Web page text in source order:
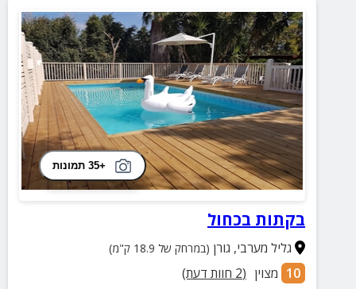
+35 תמונות
בקתות בכחול
גליל מערבי, גורן (במרחק של 18.9 ק"מ)
10 מצוין (
2 חוות דעת)